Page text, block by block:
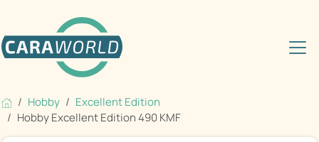
Hobby
Excellent Edition
Hobby Excellent Edition 490 KMF